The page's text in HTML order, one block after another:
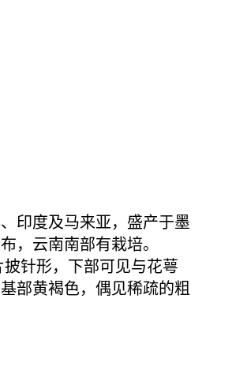
印度及马来亚，盛产于墨
，云南南部有栽培。
披针形，下部可见与花萼
部黄褐色，偶见稀疏的粗